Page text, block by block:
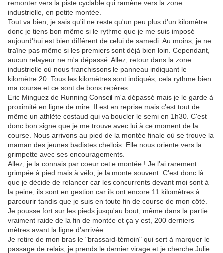
remonter vers la piste cyclable qui ramène vers la zone
industrielle, en petite montée.
Tout va bien, je sais qu'il ne reste qu'un peu plus d'un kilomètre
donc je tiens bon même si le rythme que je me suis imposé
aujourd'hui est bien différent de celui de samedi. Au moins, je ne
traîne pas même si les premiers sont déjà bien loin. Cependant,
aucun relayeur ne m'a dépassé. Allez, retour dans la zone
industrielle où nous franchissons le panneau indiquant le
kilomètre 20. Tous les kilomètres sont indiqués, cela rythme bien
ma course et ce sont de bons repères.
Eric Minguez de Running Conseil m'a dépassé mais je le garde à
proximité en ligne de mire. Il est en reprise mais c'est tout de
même un athlète costaud qui va boucler le semi en 1h30. C'est
donc bon signe que je me trouve avec lui à ce moment de la
course. Nous arrivons au pied de la montée finale où se trouve la
maman des jeunes badistes chellois. Elle nous oriente vers la
grimpette avec ses encouragements.
Allez, je la connais par coeur cette montée ! Je l'ai rarement
grimpée à pied mais à vélo, je la monte souvent. C'est donc là
que je décide de relancer car les concurrents devant moi sont à
la peine, ils sont en gestion car ils ont encore 11 kilomètres à
parcourir tandis que je suis en toute fin de course de mon côté.
Je pousse fort sur les pieds jusqu'au bout, même dans la partie
vraiment raide de la fin de montée et ça y est, 200 derniers
mètres avant la ligne d'arrivée.
Je retire de mon bras le "brassard-témoin" qui sert à marquer le
passage de relais, je prends le dernier virage et je cherche Julie